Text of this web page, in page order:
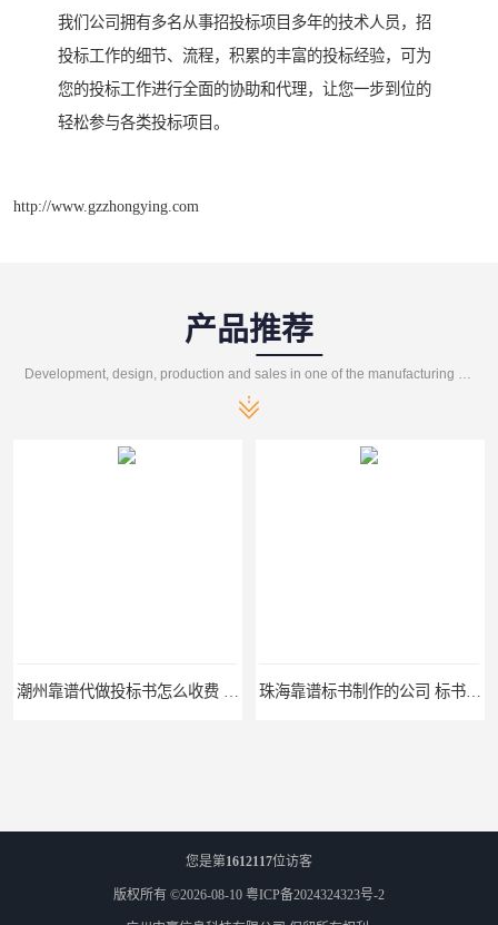
我们公司拥有多名从事招投标项目多年的技术人员，招
投标工作的细节、流程，积累的丰富的投标经验，可为
您的投标工作进行全面的协助和代理，让您一步到位的
轻松参与各类投标项目。
http://www.gzzhongying.com
产品推荐
您是第1612117位访客
版权所有 ©2026-08-10 粤ICP备2024324323号-2